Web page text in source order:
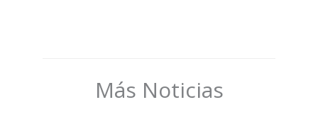
Más Noticias